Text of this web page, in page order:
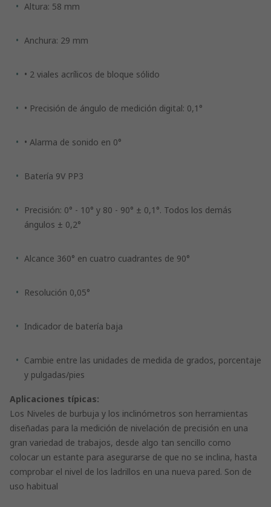
Altura: 58 mm
Anchura: 29 mm
• 2 viales acrílicos de bloque sólido
• Precisión de ángulo de medición digital: 0,1°
• Alarma de sonido en 0°
Batería 9V PP3
Precisión: 0° - 10° y 80 - 90° ± 0,1°. Todos los demás
ángulos ± 0,2°
Alcance 360° en cuatro cuadrantes de 90°
Resolución 0,05°
Indicador de batería baja
Cambie entre las unidades de medida de grados, porcentaje
y pulgadas/pies
Aplicaciones típicas:
Los Niveles de burbuja y los inclinómetros son herramientas
diseñadas para la medición de nivelación de precisión en una
gran variedad de trabajos, desde algo tan sencillo como
colocar un estante para asegurarse de que no se inclina, hasta
comprobar el nivel de los ladrillos en una nueva pared. Son de
uso habitual